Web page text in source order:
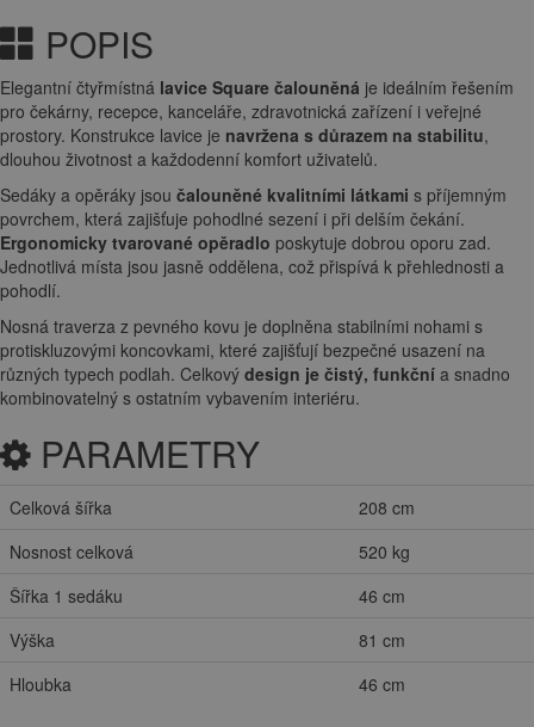
POPIS
Elegantní čtyřmístná lavice Square čalouněná je ideálním řešením
pro čekárny, recepce, kanceláře, zdravotnická zařízení i veřejné
prostory. Konstrukce lavice je navržena s důrazem na stabilitu,
dlouhou životnost a každodenní komfort uživatelů.
Sedáky a opěráky jsou čalouněné kvalitními látkami s příjemným
povrchem, která zajišťuje pohodlné sezení i při delším čekání.
Ergonomicky tvarované opěradlo poskytuje dobrou oporu zad.
Jednotlivá místa jsou jasně oddělena, což přispívá k přehlednosti a
pohodlí.
Nosná traverza z pevného kovu je doplněna stabilními nohami s
protiskluzovými koncovkami, které zajišťují bezpečné usazení na
různých typech podlah. Celkový design je čistý, funkční a snadno
kombinovatelný s ostatním vybavením interiéru.
PARAMETRY
Celková šířka
208 cm
Nosnost celková
520 kg
Šířka 1 sedáku
46 cm
Výška
81 cm
Hloubka
46 cm